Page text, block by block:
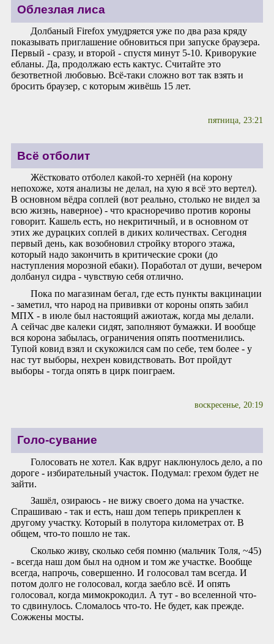
Облезлая лиса
Долбаный Firefox умудряется уже по два раза кряду
показывать приглашение обновиться при запуске браузера.
Первый - сразу, и второй - спустя минут 5-10. Криворукие
ебланы. Да, продолжаю есть кактус. Считайте это
безответной любовью. Всё-таки сложно вот так взять и
бросить браузер, с которым живёшь 15 лет.
пятница, 23:21
Всё отболит
Жёстковато отболел какой-то хернёй (на корону
непохоже, хотя анализы не делал, на хую я всё это вертел).
В основном вёдра соплей (вот реально, столько не видел за
всю жизнь, наверное) - что красноречиво против короны
говорит. Кашель есть, но некритичный, и в основном от
этих же дурацких соплей в диких количествах. Сегодня
первый день, как возобновил стройку второго этажа,
который надо закончить в критические сроки (до
наступления морозной ебаки). Поработал от души, вечером
долбанул сидра - чувствую себя отлично.
Пока по магазинам бегал, где есть пункты вакцинации
- заметил, что народ на прививки от короны опять забил
МПХ - в июле был настоящий ажиотаж, когда мы делали.
А сейчас две калеки сидят, заполняют бумажки. И вообще
вся корона забылась, ограничения опять поотменились.
Тупой ковид взял и скукожился сам по себе, тем более - у
нас тут выборы, нехрен ковидствовать. Вот пройдут
выборы - тогда опять в цирк поиграем.
воскресенье, 20:19
Голо-сувание
Голосовать не хотел. Как вдруг наклюнулось дело, а по
дороге - избирательный участок. Подумал: грехом будет не
зайти.
Зашёл, озираюсь - не вижу своего дома на участке.
Спрашиваю - так и есть, наш дом теперь прикреплен к
другому участку. Который в полутора километрах от. В
общем, что-то пошло не так.
Сколько живу, сколько себя помню (мальчик Толя, ~45)
- всегда наш дом был на одном и том же участке. Вообще
всегда, напрочь, совершенно. И голосовал там всегда. И
потом долго не голосовал, когда заебло всё. И опять
голосовал, когда мимокрокодил. А тут - во вселенной что-
то сдвинулось. Сломалось что-то. Не будет, как прежде.
Сожжены мосты.